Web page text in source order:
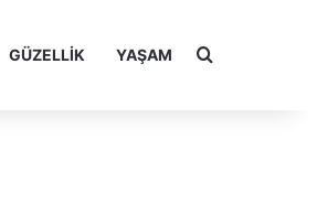
GÜZELLIK YAŞAM Arama yap